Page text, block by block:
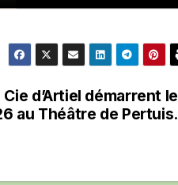
d’Artiel démarrent le
au Théâtre de Pertuis.